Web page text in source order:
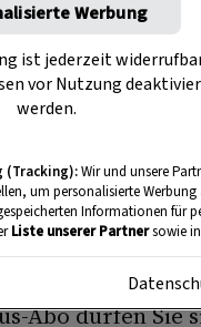
für Servus-
Abo
Angebote
Abo dürfen Sie
Werbung
ist jederzeit
vor Nutzung
werden.
(Tracking):Wir und unsere
um personalisierte
Informationen für
Liste unserer Partnersowie